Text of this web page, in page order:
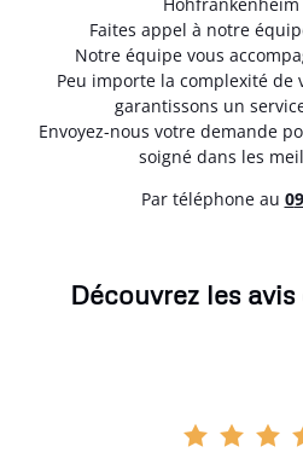
Faites appel à notre
Notre équipe vous
Peu importe la complexité de
garantissons un
Envoyez-nous votre demande
soigné dans les
Par téléphone au 0
Découvrez les